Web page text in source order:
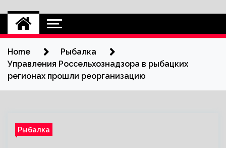
Home
Рыбалка
Управления Россельхознадзора в рыбацких
регионах прошли реорганизацию
Рыбалка